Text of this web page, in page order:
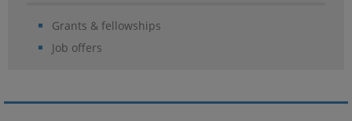
Grants & fellowships
Job offers